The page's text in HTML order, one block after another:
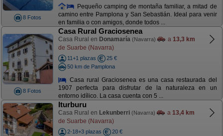
8 Fotos
Pequeño camping de montaña familiar, a mitad de
camino entre Pamplona y San Sebastián. Ideal para venir
en familia o con amigos, donde todos ...
8 Fotos
Casa Rural Graciosenea
Casa Rural en Donamaría (Navarra) a 13,3 km
de Suarbe (Navarra)
11+1 plazas
25 €
50 km de Pamplona
Casa rural Graciosenea es una casa restaurada del
1907 perfecta para disfrutar de la naturaleza en un
entorno idílico. La casa cuenta con 5 ...
Iturburu
Casa Rural en Lekunberri (Navarra) a 13,4 km
de Suarbe (Navarra)
2-18+3 plazas
20 €